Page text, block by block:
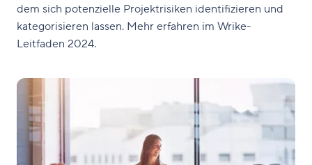
dem sich potenzielle Projektrisiken identifizieren und
kategorisieren lassen. Mehr erfahren im Wrike-
Leitfaden 2024.